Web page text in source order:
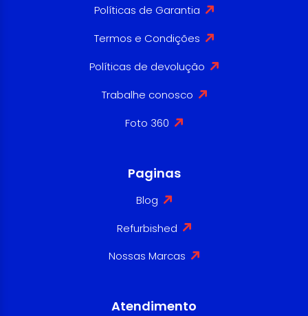
Políticas de Garantia
Termos e Condições
Políticas de devolução
Trabalhe conosco
Foto 360
Paginas
Blog
Refurbished
Nossas Marcas
Atendimento